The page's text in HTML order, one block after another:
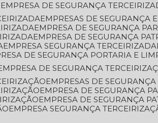
EMPRESA DE SEGURANÇA
EMPRESAS DE
EMPRESA DE SEGURANÇA
EMPRESA DE SEGURANÇA
EMPRESA SEGURANÇA TERCEIRIZADA
DE SEGURANÇA PORTARIA E
EMPRESA DE SEGURANÇA
EMPRESAS DE
EMPRESA DE SEGURANÇA
EMPRESA DE SEGURANÇA
EMPRESA SEGURANÇA